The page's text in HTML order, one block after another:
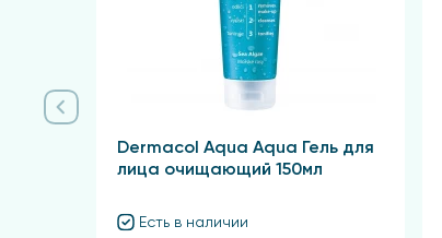
Dermacol Aqua Aqua Гель для
лица очищающий 150мл
Есть в наличии